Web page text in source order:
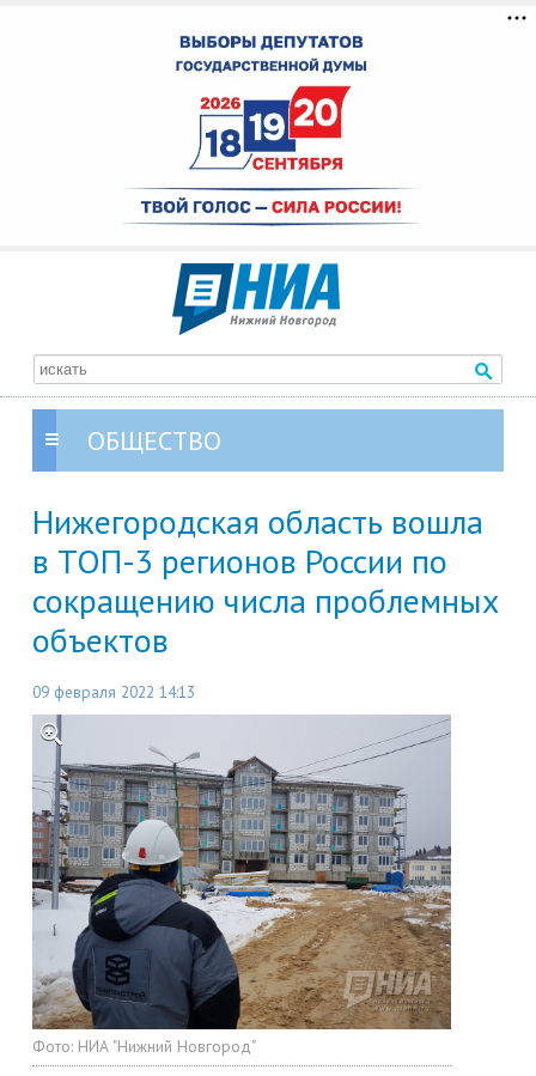
ОБЩЕСТВО
Нижегородская область вошла
в ТОП-3 регионов России по
сокращению числа проблемных
объектов
09 февраля 2022 14:13
Фото: НИА "Нижний Новгород"